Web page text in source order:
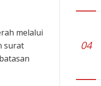
melalui
surat
04